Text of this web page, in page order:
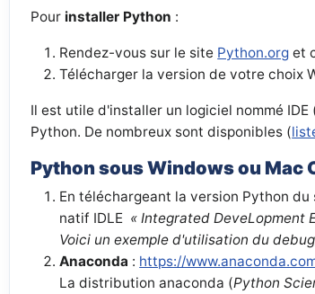
Pour installer Python :
Rendez-vous sur le site Python.org et
Télécharger la version de votre choix
Il est utile d'installer un logiciel nommé
Python. De nombreux sont disponibles (
Python sous Windows ou Mac
En téléchargeant la version Python du
natif IDLE « Integrated DeveLopment
Voici un exemple d'utilisation du
Anaconda : https://
La distribution anaconda (Python